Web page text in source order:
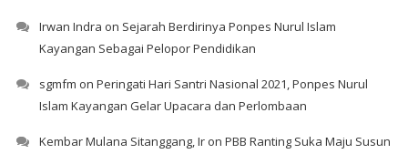
Irwan Indra on Sejarah Berdirinya Ponpes Nurul Islam
Kayangan Sebagai Pelopor Pendidikan
sgmfm on Peringati Hari Santri Nasional 2021, Ponpes Nurul
Islam Kayangan Gelar Upacara dan Perlombaan
Kembar Mulana Sitanggang, Iron PBB Ranting Suka Maju Susun